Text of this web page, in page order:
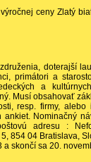
ceny Zlatý
doterajší
primátori a
a
Musí obsahovať
resp. firmy, alebo
Nominačný
adresu :
854 04 Bratislava,
skončí sa 20.